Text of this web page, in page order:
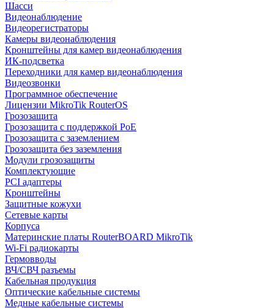
Шасси
Видеонаблюдение
Видеорегистраторы
Камеры видеонаблюдения
Кронштейны для камер видеонаблюдения
ИК-подсветка
Переходники для камер видеонаблюдения
Видеозвонки
Программное обеспечение
Лицензии MikroTik RouterOS
Грозозащита
Грозозащита с поддержкой PoE
Грозозащита с заземлением
Грозозащита без заземления
Модули грозозащиты
Комплектующие
PCI адаптеры
Кронштейны
Защитные кожухи
Сетевые карты
Корпуса
Материнские платы RouterBOARD MikroTik
Wi-Fi радиокарты
Гермовводы
ВЧ/СВЧ разъемы
Кабельная продукция
Оптические кабельные системы
Медные кабельные системы